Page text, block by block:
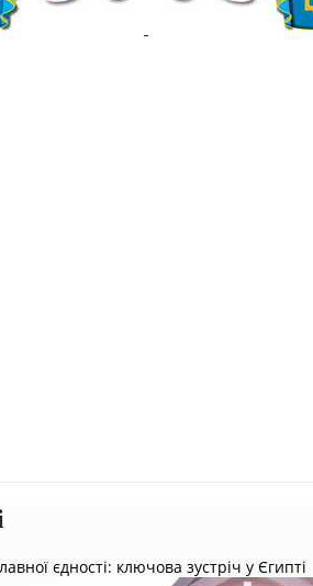
єдності: ключова зустріч у Єгипті